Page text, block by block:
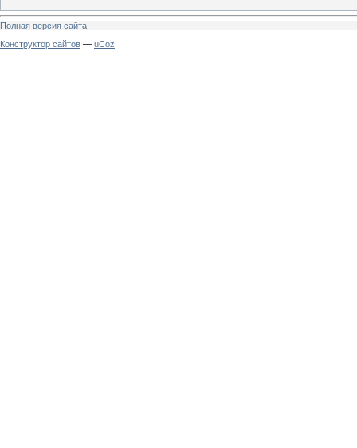
Полная версия сайта
Конструктор сайтов — uCoz